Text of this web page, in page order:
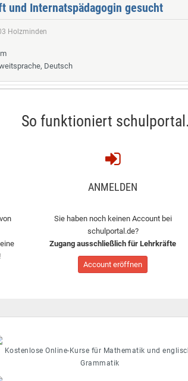
und Internatspädagogin gesucht
Holzminden
Deutsch
So funktioniert
ANMELDEN
Sie haben noch keinen Account bei
schulportal.de?
Zugang ausschließlich für Lehrkräfte
Account eröffnen
Kostenlose Online-Kurse für Mathematik und
Grammatik